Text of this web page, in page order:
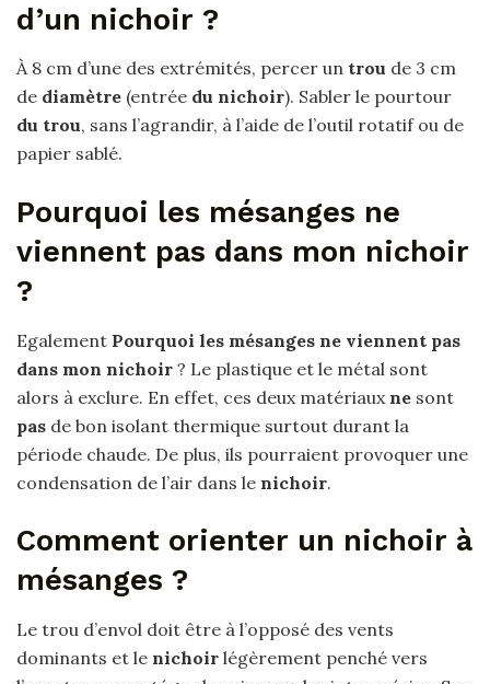
d’un nichoir ?
À 8 cm d’une des extrémités, percer un trou de 3 cm
de diamètre (entrée du nichoir). Sabler le pourtour
du trou, sans l’agrandir, à l’aide de l’outil rotatif ou de
papier sablé.
Pourquoi les mésanges ne
viennent pas dans mon nichoir
?
Egalement Pourquoi les mésanges ne viennent pas
dans mon nichoir ? Le plastique et le métal sont
alors à exclure. En effet, ces deux matériaux ne sont
pas de bon isolant thermique surtout durant la
période chaude. De plus, ils pourraient provoquer une
condensation de l’air dans le nichoir.
Comment orienter un nichoir à
mésanges ?
Le trou d’envol doit être à l’opposé des vents
dominants et le nichoir légèrement penché vers